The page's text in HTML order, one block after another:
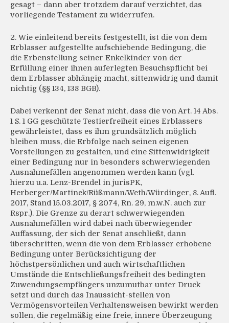
gesagt – dann aber trotzdem darauf verzichtet, das
vorliegende Testament zu widerrufen.
2. Wie einleitend bereits festgestellt, ist die von dem
Erblasser aufgestellte aufschiebende Bedingung, die
die Erbenstellung seiner Enkelkinder von der
Erfüllung einer ihnen auferlegten Besuchspflicht bei
dem Erblasser abhängig macht, sittenwidrig und damit
nichtig (§§ 134, 138 BGB).
Dabei verkennt der Senat nicht, dass die von Art. 14 Abs.
1 S. 1 GG geschützte Testierfreiheit eines Erblassers
gewährleistet, dass es ihm grundsätzlich möglich
bleiben muss, die Erbfolge nach seinen eigenen
Vorstellungen zu gestalten, und eine Sittenwidrigkeit
einer Bedingung nur in besonders schwerwiegenden
Ausnahmefällen angenommen werden kann (vgl.
hierzu u.a. Lenz-Brendel in jurisPK,
Herberger/Martinek/Rüßmann/Weth/Würdinger, 8. Aufl.
2017, Stand 15.03.2017, § 2074, Rn. 29, m.w.N. auch zur
Rspr.). Die Grenze zu derart schwerwiegenden
Ausnahmefällen wird dabei nach überwiegender
Auffassung, der sich der Senat anschließt, dann
überschritten, wenn die von dem Erblasser erhobene
Bedingung unter Berücksichtigung der
höchstpersönlichen und auch wirtschaftlichen
Umstände die Entschließungsfreiheit des bedingten
Zuwendungsempfängers unzumutbar unter Druck
setzt und durch das Inaussicht-stellen von
Vermögensvorteilen Verhaltensweisen bewirkt werden
sollen, die regelmäßig eine freie, innere Überzeugung